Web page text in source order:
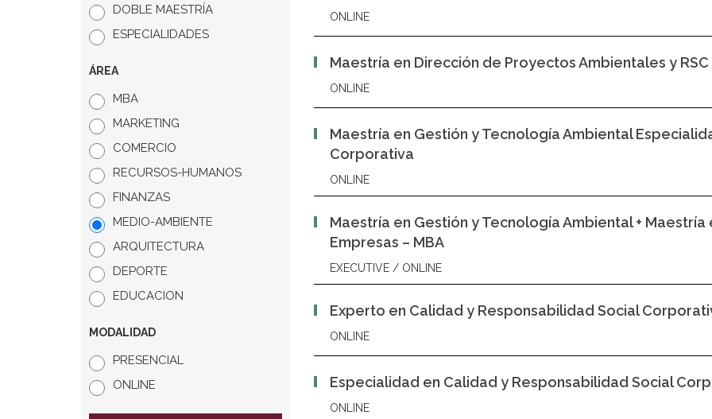
DOBLE MAESTRÍA
ESPECIALIDADES
ÁREA
MBA
MARKETING
COMERCIO
RECURSOS-HUMANOS
FINANZAS
MEDIO-AMBIENTE
ARQUITECTURA
DEPORTE
EDUCACION
MODALIDAD
PRESENCIAL
ONLINE
ONLINE
Maestría en Dirección de Proyectos Ambientales y RSC
ONLINE
Maestría en Gestión y Tecnología Ambiental
Corporativa
ONLINE
Maestría en Gestión y Tecnología Ambiental +
Empresas – MBA
EXECUTIVE / ONLINE
Experto en Calidad y Responsabilidad Social
ONLINE
Especialidad en Calidad y Responsabilidad Social
ONLINE